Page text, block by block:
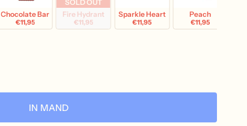
Chocolate Bar
€11,95
SOLD OUT
Fire Hydrant
€11,95
Sparkle Heart
€11,95
Peach
€11,95
IN MAND